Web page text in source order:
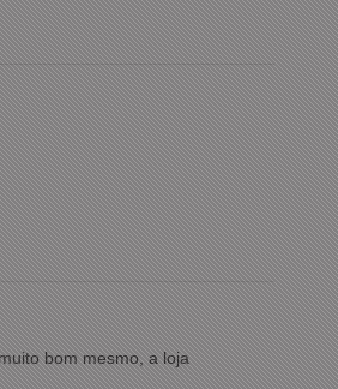
bom mesmo, a loja